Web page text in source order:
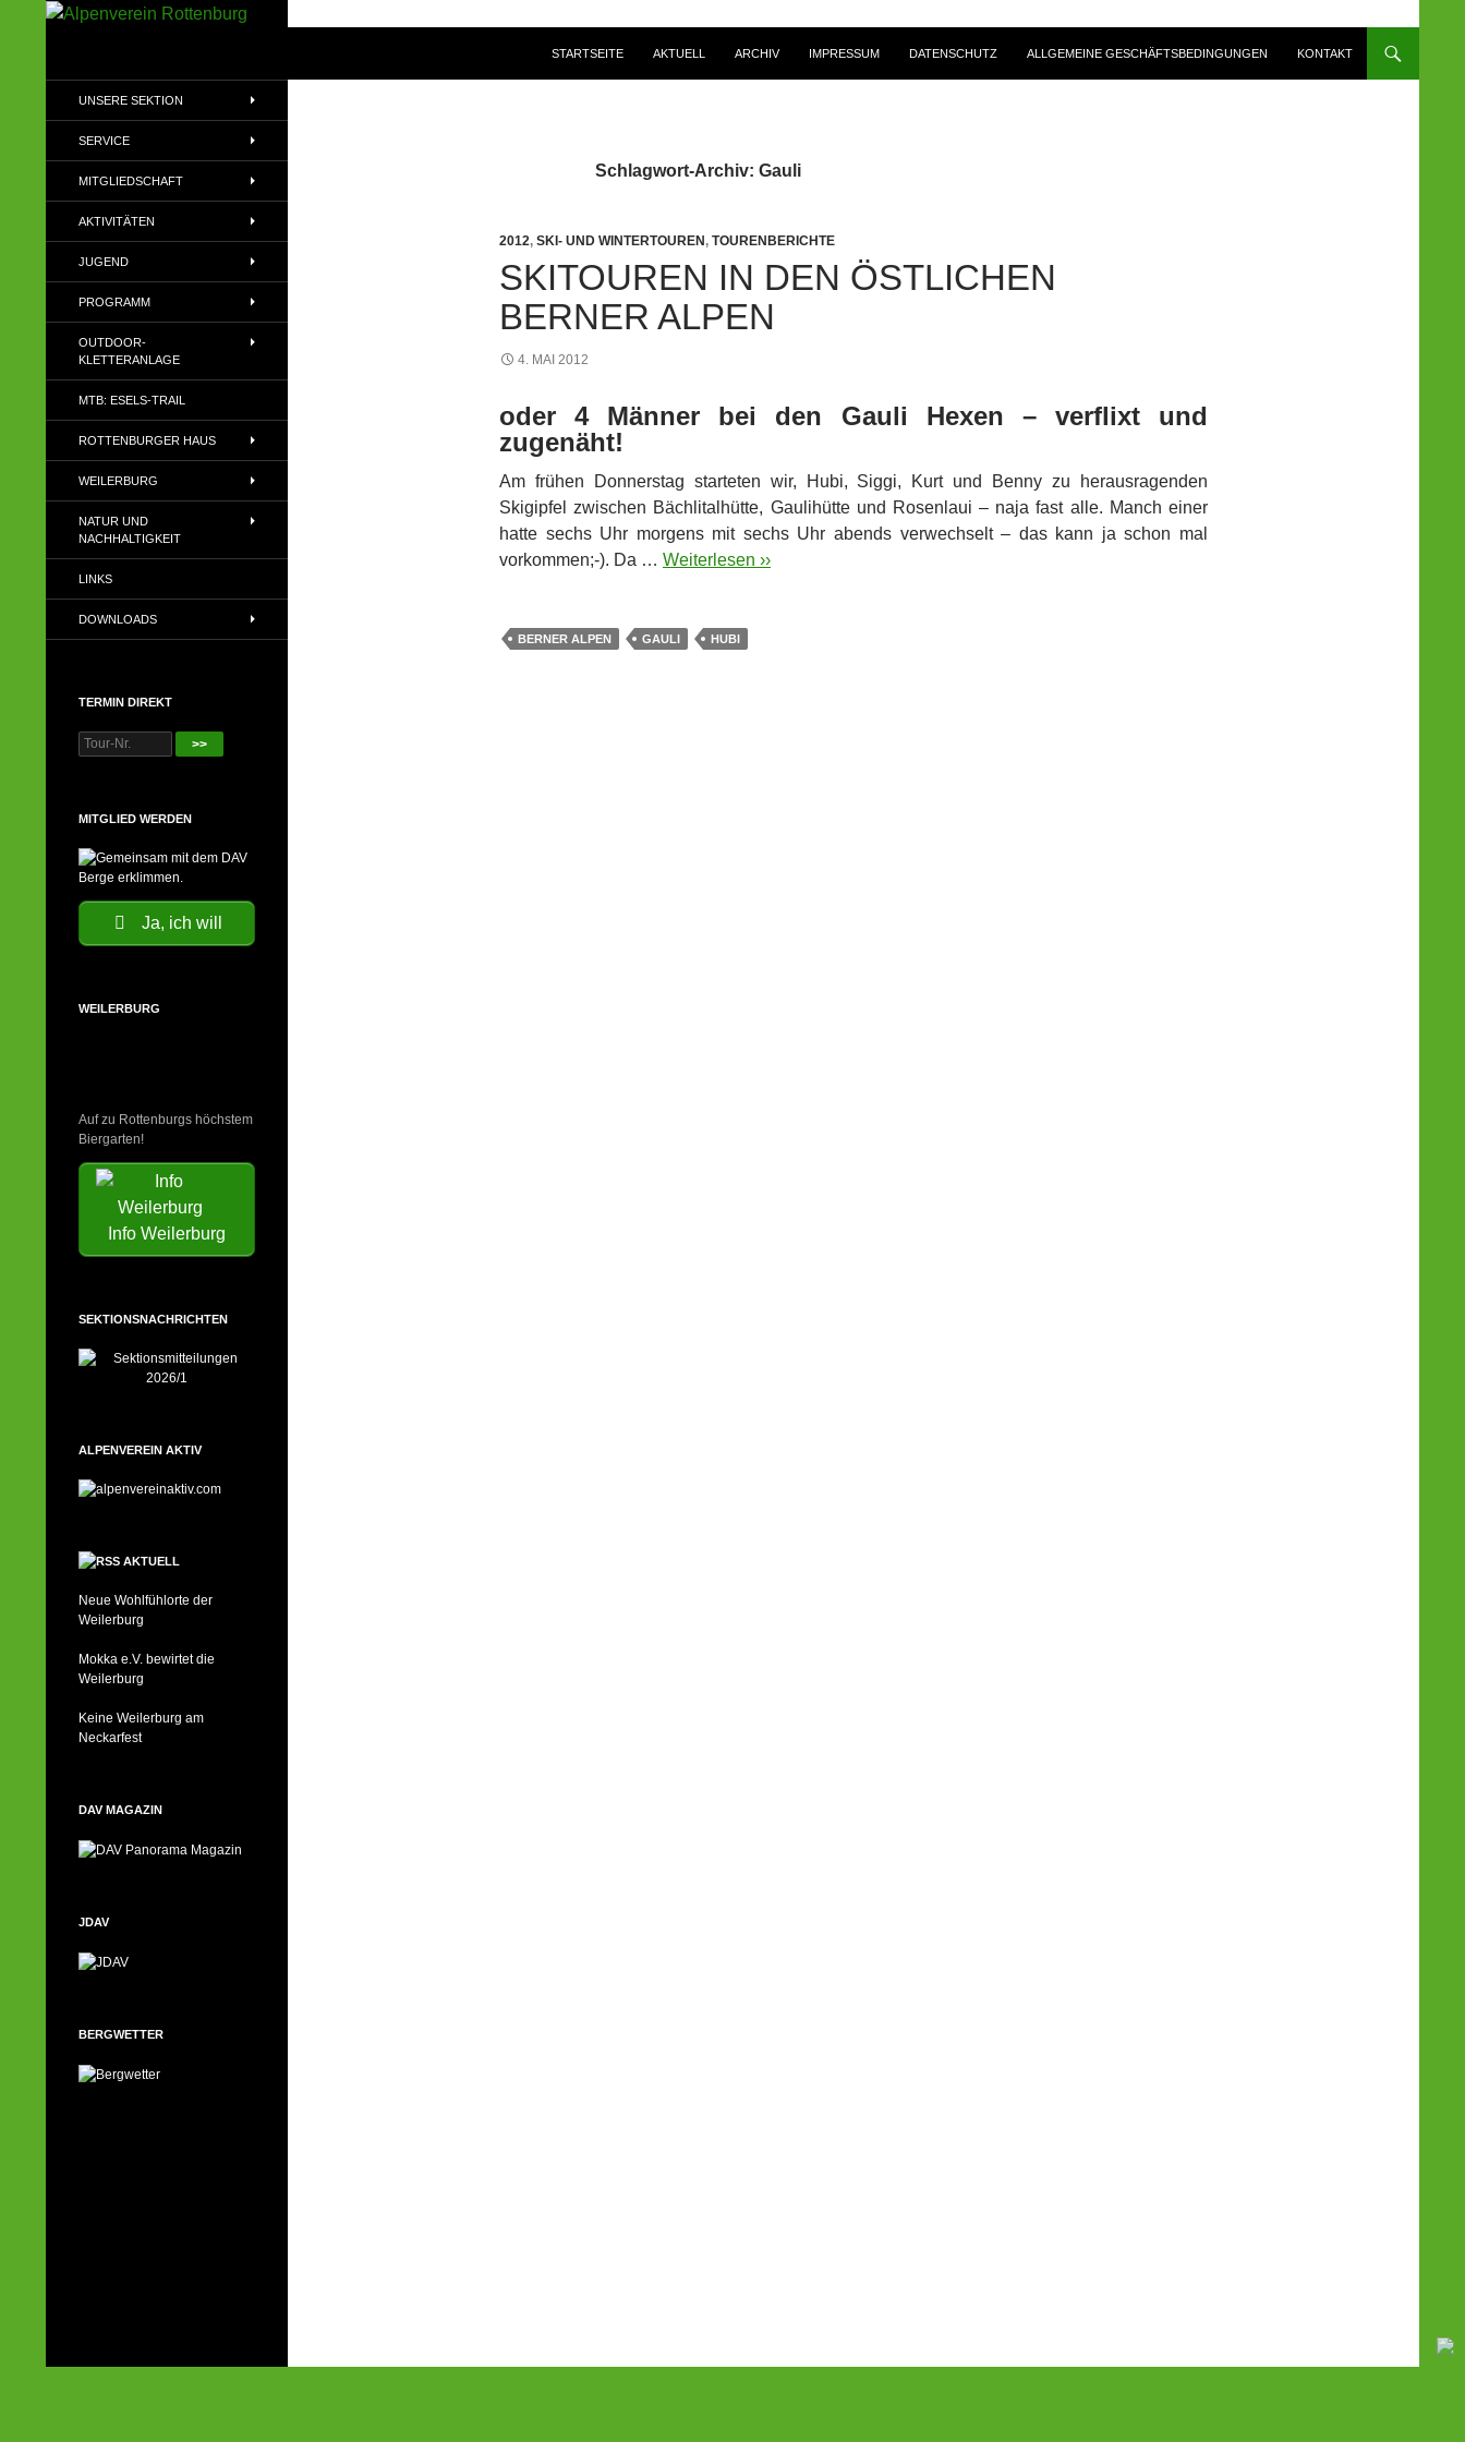
STARTSEITE AKTUELL ARCHIV IMPRESSUM DATENSCHUTZ ALLGEMEINE GESCHÄFTSBEDINGUNGEN KONTAKT
Schlagwort-Archiv: Gauli
2012, SKI- UND WINTERTOUREN, TOURENBERICHTE
SKITOUREN IN DEN ÖSTLICHEN
BERNER ALPEN
4. MAI 2012
oder 4 Männer bei den Gauli Hexen – verflixt und
zugenäht!
Am frühen Donnerstag starteten wir, Hubi, Siggi, Kurt und Benny zu herausragenden
Skigipfel zwischen Bächlitalhütte, Gaulihütte und Rosenlaui – naja fast alle. Manch einer
hatte sechs Uhr morgens mit sechs Uhr abends verwechselt – das kann ja schon mal
vorkommen;-). Da … Weiterlesen ››
BERNER ALPEN GAULI HUBI
Alpenvereins (DAV) e.V
UNSERE SEKTION
SERVICE
MITGLIEDSCHAFT
AKTIVITÄTEN
JUGEND
PROGRAMM
OUTDOOR-
KLETTERANLAGE
MTB: ESELS-TRAIL
ROTTENBURGER HAUS
WEILERBURG
NATUR UND
NACHHALTIGKEIT
LINKS
DOWNLOADS
TERMIN DIREKT
>>
MITGLIED WERDEN
Ja, ich will
WEILERBURG
Auf zu Rottenburgs höchstem
Biergarten!
Info Weilerburg
SEKTIONSNACHRICHTEN
ALPENVEREIN AKTIV
AKTUELL
Neue Wohlfühlorte der
Weilerburg
Mokka e.V. bewirtet die
Weilerburg
Keine Weilerburg am
Neckarfest
DAV MAGAZIN
JDAV
BERGWETTER